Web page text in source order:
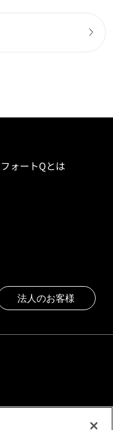
ォートQとは
法人のお客様
ー